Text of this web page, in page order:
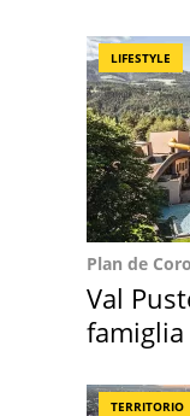
LIFESTYLE
Plan de
Val
TERRITORIO